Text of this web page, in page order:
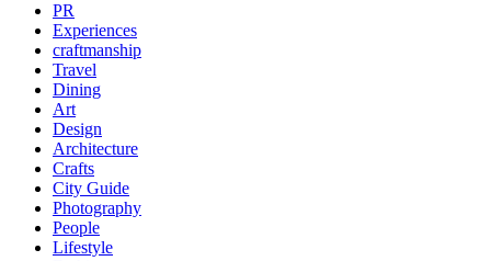
PR
Experiences
craftmanship
Travel
Dining
Art
Design
Architecture
Crafts
City Guide
Photography
People
Lifestyle